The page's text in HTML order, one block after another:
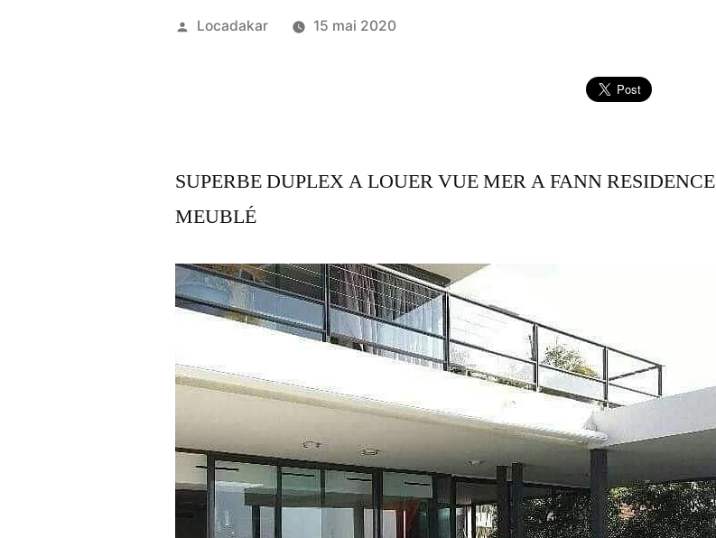
Publié
Locadakar 15 mai 2020
SUPERBE DUPLEX A LOUER VUE MER A FANN RESIDENCE
MEUBLÉ